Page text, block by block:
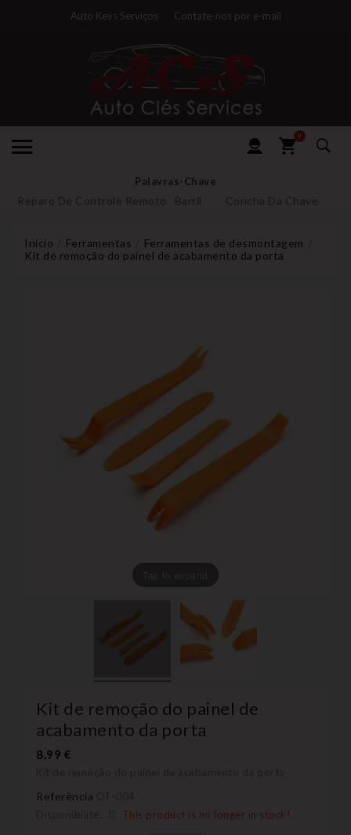
Auto Keys Serviços Contate-nos por e-mail
0
Palavras-Chave
Reparo De Controle Remoto Barril Concha Da Chave
Início Ferramentas
Ferramentas de desmontagem
Kit de remoção do painel de acabamento da porta
Kit de remoção do painel de
acabamento da porta
8,99 €
Referência
This product is no longer in stock!